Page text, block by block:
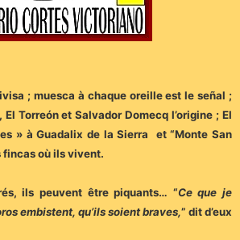
; muesca à chaque oreille est le señal ;
Torreón et Salvador Domecq l’origine ; El
» à Guadalix de la Sierra et “Monte San
fincas où ils vivent.
ils peuvent être piquants… “Ce que je
embistent, qu’ils soient braves,” dit d’eux